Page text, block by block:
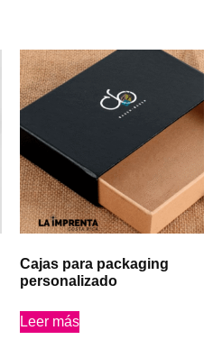
Cajas para packaging
personalizado
Leer más